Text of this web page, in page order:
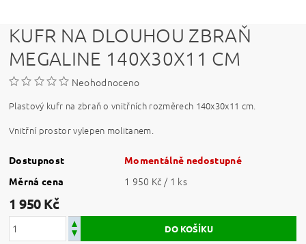
KUFR NA DLOUHOU ZBRAŇ
MEGALINE 140X30X11 CM
Neohodnoceno
Plastový kufr na zbraň o vnitřních rozměrech 140x30x11 cm.
Vnitřní prostor vylepen molitanem.
Dostupnost
Momentálně nedostupné
Měrná cena
1 950 Kč / 1 ks
1 950 Kč